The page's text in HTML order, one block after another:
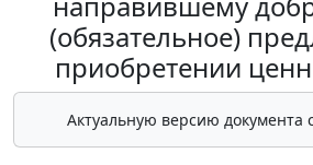
(обязательное)
приобретении
Актуальную версию документа